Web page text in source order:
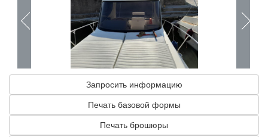
Запросить информацию
Печать базовой формы
Печать брошюры